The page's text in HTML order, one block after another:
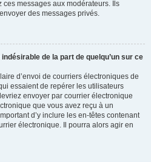
ces messages aux modérateurs. Ils
des messages privés.
de la part de quelqu’un sur ce
d’envoi de courriers électroniques de
essaient de repérer les utilisateurs
envoyer par courrier électronique
que vous avez reçu à un
d’y inclure les en-têtes contenant
électronique. Il pourra alors agir en